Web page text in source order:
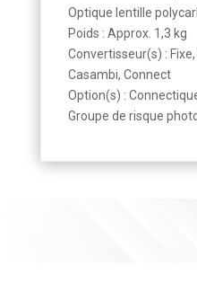
Optique lentille
Poids : Approx. 1,3 kg
Convertisseur(s) :
Casambi, Connect
Option(s) :
Groupe de risque